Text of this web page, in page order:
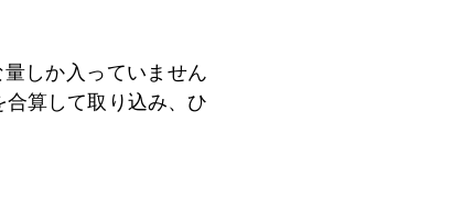
しか入っていません
算して取り込み、ひ